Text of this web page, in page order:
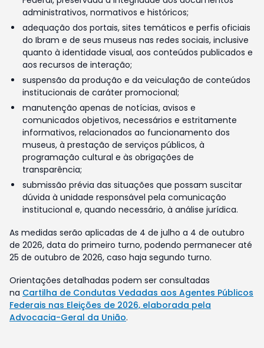
administrativos, normativos e históricos;
adequação dos portais, sites temáticos e perfis oficiais
do Ibram e de seus museus nas redes sociais, inclusive
quanto à identidade visual, aos conteúdos publicados e
aos recursos de interação;
suspensão da produção e da veiculação de conteúdos
institucionais de caráter promocional;
manutenção apenas de notícias, avisos e
comunicados objetivos, necessários e estritamente
informativos, relacionados ao funcionamento dos
museus, à prestação de serviços públicos, à
programação cultural e às obrigações de
transparência;
submissão prévia das situações que possam suscitar
dúvida à unidade responsável pela comunicação
institucional e, quando necessário, à análise jurídica.
As medidas serão aplicadas de 4 de julho a 4 de outubro
de 2026, data do primeiro turno, podendo permanecer até
25 de outubro de 2026, caso haja segundo turno.
Orientações detalhadas podem ser consultadas
na Cartilha de Condutas Vedadas aos Agentes Públicos
Federais nas Eleições de 2026, elaborada pela
Advocacia-Geral da União.